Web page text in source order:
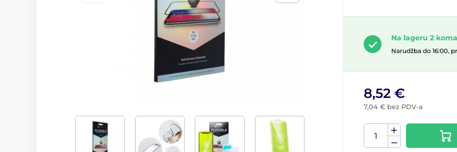
Na lageru 2
Narudžba do 16:00,
8,52 €
7,04 € bez PDV-a